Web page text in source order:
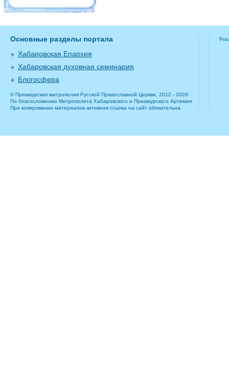
Основные разделы портала
Хабаровская Епархия
Хабаровская духовная семинария
Блогосфера
© Приамурская митрополия Русской Православной Церкви, 2012 - 2026
По благословению Митрополита Хабаровского и Приамурского Артемия.
При копировании материалов активная ссылка на сайт обязательна.